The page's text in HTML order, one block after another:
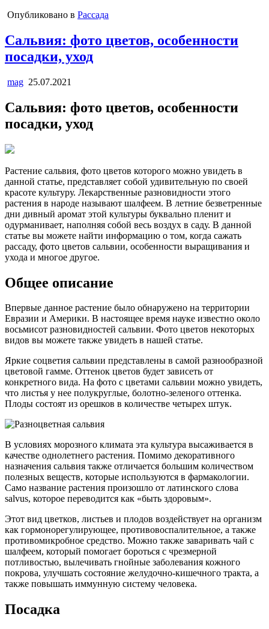
Опубликовано в Рассада
Сальвия: фото цветов, особенности
посадки, уход
mag 25.07.2021
Сальвия: фото цветов, особенности
посадки, уход
Растение сальвия, фото цветов которого можно увидеть в
данной статье, представляет собой удивительную по своей
красоте культуру. Лекарственные разновидности этого
растения в народе называют шалфеем. В летние безветренные
дни дивный аромат этой культуры буквально пленит и
одурманивает, наполняя собой весь воздух в саду. В данной
статье вы можете найти информацию о том, когда сажать
рассаду, фото цветов сальвии, особенности выращивания и
ухода и многое другое.
Общее описание
Впервые данное растение было обнаружено на территории
Евразии и Америки. В настоящее время науке известно около
восьмисот разновидностей сальвии. Фото цветов некоторых
видов вы можете также увидеть в нашей статье.
Яркие соцветия сальвии представлены в самой разнообразной
цветовой гамме. Оттенок цветов будет зависеть от
конкретного вида. На фото с цветами сальвии можно увидеть,
что листья у нее полукруглые, болотно-зеленого оттенка.
Плоды состоят из орешков в количестве четырех штук.
В условиях морозного климата эта культура высаживается в
качестве однолетнего растения. Помимо декоративного
назначения сальвия также отличается большим количеством
полезных веществ, которые используются в фармакологии.
Само название растения произошло от латинского слова
salvus, которое переводится как «быть здоровым».
Этот вид цветков, листьев и плодов воздействует на организм
как гормонорегулирующее, противовоспалительное, а также
противомикробное средство. Можно также заваривать чай с
шалфеем, который помогает бороться с чрезмерной
потливостью, вылечивать гнойные заболевания кожного
покрова, улучшать состояние желудочно-кишечного тракта, а
также повышать иммунную систему человека.
Посадка